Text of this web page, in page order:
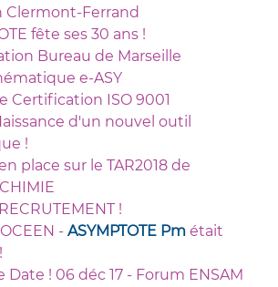
Clermont-Ferrand
fête ses 30 ans !
Bureau de Marseille
e-ASY
Certification ISO 9001
d'un nouvel outil
!
place sur le TAR2018 de
!
- ASYMPTOTE Pm était
Date ! 06 déc 17 - Forum ENSAM